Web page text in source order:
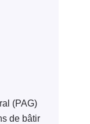
(PAG)
de bâtir